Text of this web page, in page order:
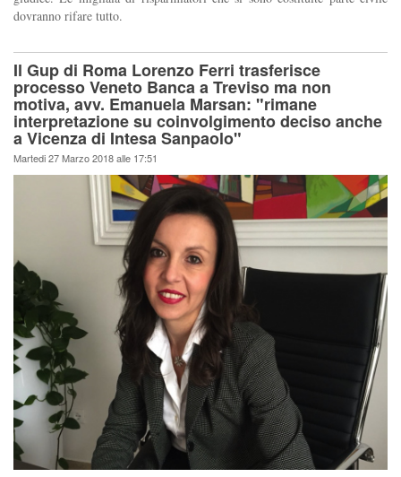
dovranno rifare tutto.
Il Gup di Roma Lorenzo Ferri trasferisce
processo Veneto Banca a Treviso ma non
motiva, avv. Emanuela Marsan: "rimane
interpretazione su coinvolgimento deciso anche
a Vicenza di Intesa Sanpaolo"
Martedi 27 Marzo 2018 alle 17:51